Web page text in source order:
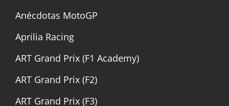
Anécdotas MotoGP
Aprilia Racing
ART Grand Prix (F1 Academy)
ART Grand Prix (F2)
ART Grand Prix (F3)